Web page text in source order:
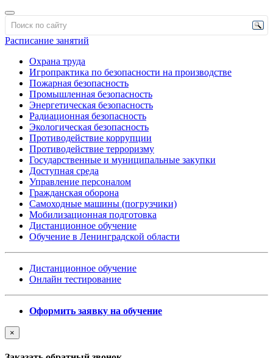
Расписание занятий
Охрана труда
Игропрактика по безопасности на производстве
Пожарная безопасность
Промышленная безопасность
Энергетическая безопасность
Радиационная безопасность
Экологическая безопасность
Противодействие коррупции
Противодействие терроризму
Государственные и муниципальные закупки
Доступная среда
Управление персоналом
Гражданская оборона
Самоходные машины (погрузчики)
Мобилизационная подготовка
Дистанционное обучение
Обучение в Ленинградской области
Дистанционное обучение
Онлайн тестирование
Оформить заявку на обучение
×